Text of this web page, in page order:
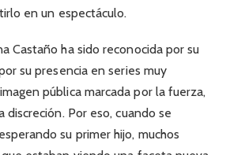
en un espectáculo.
Castaño ha sido reconocida por su
su presencia en series muy
pública marcada por la fuerza,
Por eso, cuando se
su primer hijo, muchos